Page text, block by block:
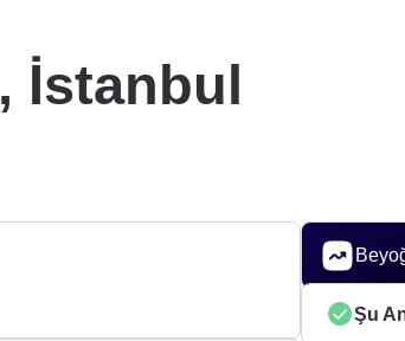
İstanbul
Şu